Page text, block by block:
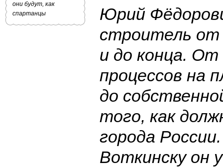
они будут, как
спартанцы
Юрий
строитель от
и до конца. От
процессов на
до
того, как
города
Воткинску он